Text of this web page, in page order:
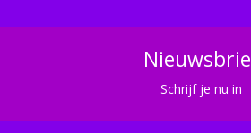
Schrijf je nu in